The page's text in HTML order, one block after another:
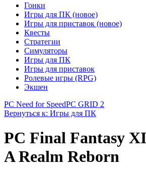
Гонки
Игры для ПК (новое)
Игры для приставок (новое)
Квесты
Стратегии
Симуляторы
Игры для ПК
Игры для приставок
Ролевые игры (RPG)
Экшен
PC Need for SpeedPC GRID 2
Вернуться к: Игры для ПК
PC Final Fantasy
A Realm Reborn